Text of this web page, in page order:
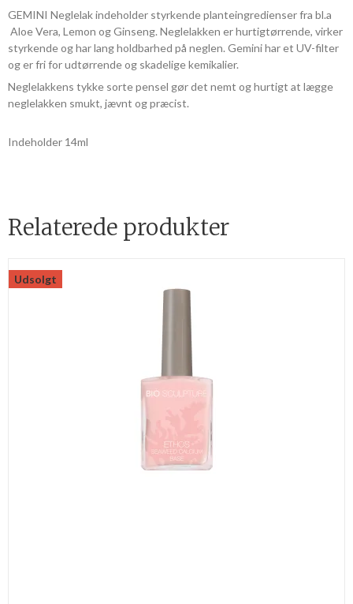
GEMINI Neglelak indeholder styrkende planteingredienser fra bl.a
Aloe Vera, Lemon og Ginseng. Neglelakken er hurtigtørrende, virker
styrkende og har lang holdbarhed på neglen. Gemini har et UV-filter
og er fri for udtørrende og skadelige kemikalier.
Neglelakkens tykke sorte pensel gør det nemt og hurtigt at lægge
neglelakken smukt, jævnt og præcist.
Indeholder 14ml
Relaterede produkter
Udsolgt